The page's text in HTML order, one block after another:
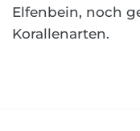
Elfenbein, noch
Korallenarten.